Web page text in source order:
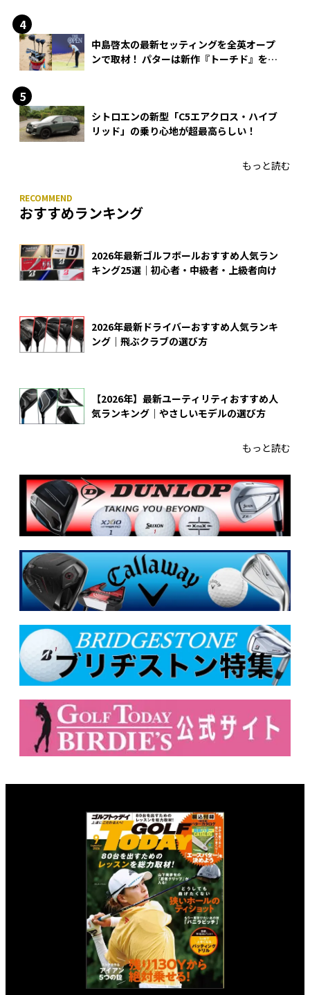
中島啓太の最新セッティングを全英オープ
ンで取材！ パターは新作『トーチド』を投
シトロエンの新型「C5エアクロス・ハイブ
リッド」の乗り心地が超最高らしい！
もっと読む
おすすめランキング
2026年最新ゴルフボールおすすめ人気ラン
キング25選｜初心者・中級者・上級者向け
2026年最新ドライバーおすすめ人気ランキ
ング｜飛ぶクラブの選び方
【2026年】最新ユーティリティおすすめ人
気ランキング｜やさしいモデルの選び方
もっと読む